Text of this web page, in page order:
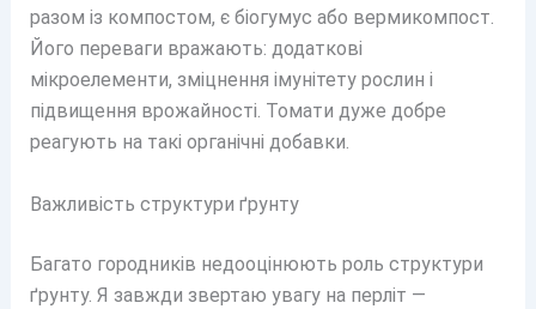
разом із компостом, є біогумус або вермикомпост.
Його переваги вражають: додаткові
мікроелементи, зміцнення імунітету рослин і
підвищення врожайності. Томати дуже добре
реагують на такі органічні добавки.
Важливість структури ґрунту
Багато городників недооцінюють роль структури
ґрунту. Я завжди звертаю увагу на перліт —